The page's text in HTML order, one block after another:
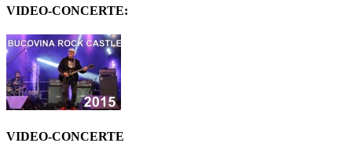
VIDEO-CONCERTE:
VIDEO-CONCERTE